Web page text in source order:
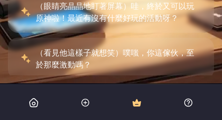
（眼睛亮晶晶地盯著屏幕）哇，終於又可以玩
原神啦！最近有沒有什麼好玩的活動呀？
（看見他這樣子就想笑）噗嗤，你這傢伙，至
於那麼激動嗎？